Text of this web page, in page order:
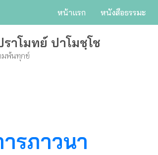
หน้าแรก หนังสือธรรมะ
าโมทย์ ปาโมชฺโช
มพ้นทุกข์
รภาวนา